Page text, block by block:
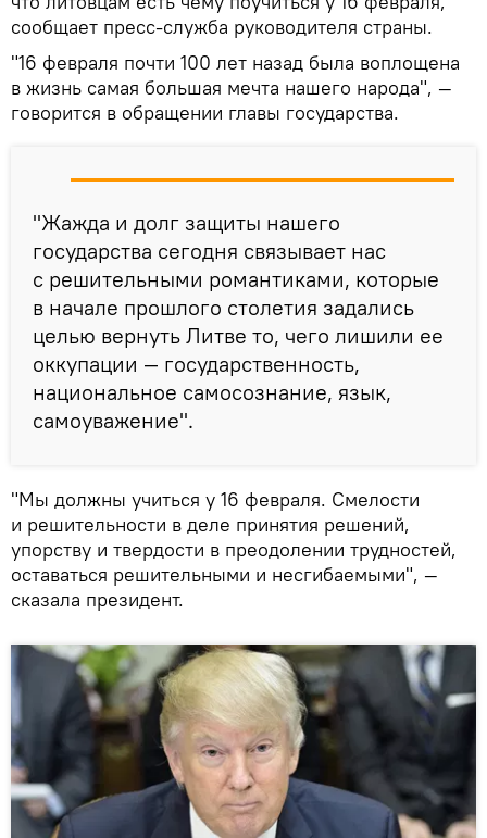
сообщает пресс-служба руководителя страны.
"16 февраля почти 100 лет назад была воплощена
в жизнь самая большая мечта нашего народа", —
говорится в обращении главы государства.
"Жажда и долг защиты нашего
государства сегодня связывает нас
с решительными романтиками, которые
в начале прошлого столетия задались
целью вернуть Литве то, чего лишили ее
оккупации — государственность,
национальное самосознание, язык,
самоуважение".
"Мы должны учиться у 16 февраля. Смелости
и решительности в деле принятия решений,
упорству и твердости в преодолении трудностей,
оставаться решительными и несгибаемыми", —
сказала президент.